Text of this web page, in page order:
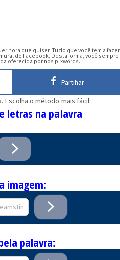
hora que quiser. Tudo que você tem a fazer
do Facebook. Desta forma, você sempre
oferecida por nós pixwords.
Partihar
Escolha o método mais fácil:
letras na palavra
imagem:
palavra: